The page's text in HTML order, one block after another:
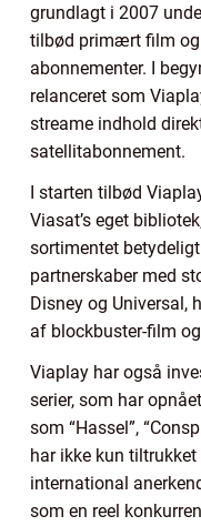
grundlagt i 2007
tilbød primært film og
abonnementer. I
relanceret som
streame indhold
satellitabonnement.
I starten tilbød
Viasat’s eget
sortimentet
partnerskaber med
Disney og Universal,
af blockbuster-film
Viaplay har også
serier, som har
som “Hassel”,
har ikke kun tiltrukket
international
som en reel